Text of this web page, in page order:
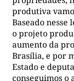
produtiva
Baseado
o projeto
aumento da
Brasília, e por
Estado e
conseguimos